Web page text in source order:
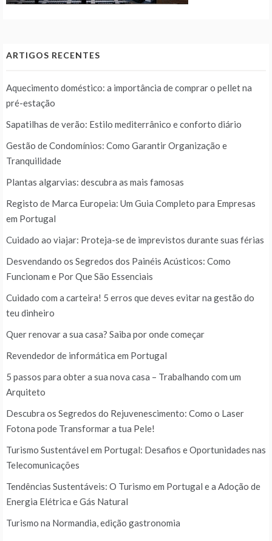
ARTIGOS RECENTES
Aquecimento doméstico: a importância de comprar o pellet na
pré-estação
Sapatilhas de verão: Estilo mediterrânico e conforto diário
Gestão de Condomínios: Como Garantir Organização e
Tranquilidade
Plantas algarvias: descubra as mais famosas
Registo de Marca Europeia: Um Guia Completo para Empresas
em Portugal
Cuidado ao viajar: Proteja-se de imprevistos durante suas férias
Desvendando os Segredos dos Painéis Acústicos: Como
Funcionam e Por Que São Essenciais
Cuidado com a carteira! 5 erros que deves evitar na gestão do
teu dinheiro
Quer renovar a sua casa? Saiba por onde começar
Revendedor de informática em Portugal
5 passos para obter a sua nova casa – Trabalhando com um
Arquiteto
Descubra os Segredos do Rejuvenescimento: Como o Laser
Fotona pode Transformar a tua Pele!
Turismo Sustentável em Portugal: Desafios e Oportunidades nas
Telecomunicações
Tendências Sustentáveis: O Turismo em Portugal e a Adoção de
Energia Elétrica e Gás Natural
Turismo na Normandia, edição gastronomia